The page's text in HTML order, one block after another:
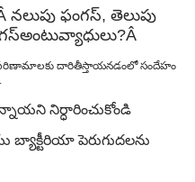
నలుపు ఫంగస్, తెలుపు
అంటువ్యాధులు?Â
పరిణామాలకు దారితీస్తాయనడంలో సందేహం
నిర్ధారించుకోండి
పెరుగుదలను